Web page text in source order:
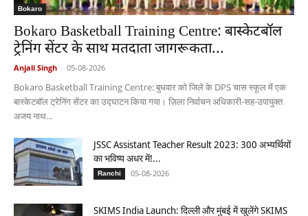
Bokaro
Bokaro Basketball Training Centre: बास्केटबॉल
ट्रेनिंग सेंटर के साथ मतदाता जागरूकता...
Anjali Singh - 05-08-2026
Bokaro Basketball Training Centre: बुधवार को जिले के DPS चास स्कूल में एक
बास्केटबॉल ट्रेनिंग सेंटर का उद्घाटन किया गया। ज़िला निर्वाचन अधिकारी-सह-उपायुक्त
अजय नाथ...
JSSC Assistant Teacher Result 2023: 300 अभ्यर्थियों
का भविष्य अधर में!...
Ranchi 05-08-2026
SKIMS India Launch: दिल्ली और मुंबई में खुलेंगे SKIMS